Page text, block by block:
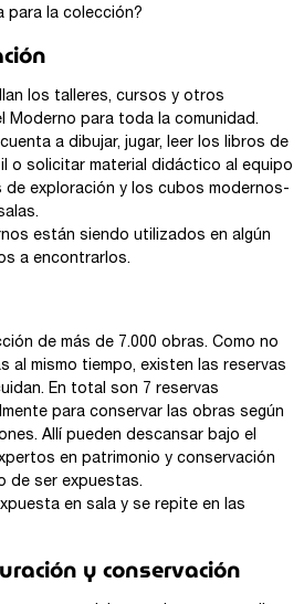
para la colección?
los talleres, cursos y otros
Moderno para toda la comunidad.
a dibujar, jugar, leer los libros de
o solicitar material didáctico al equipo
exploración y los cubos modernos-
están siendo utilizados en algún
a encontrarlos.
de más de 7.000 obras. Como no
al mismo tiempo, existen las reservas
En total son 7 reservas
para conservar las obras según
Allí pueden descansar bajo el
en patrimonio y conservación
de ser expuestas.
en sala y se repite en las
y conservación